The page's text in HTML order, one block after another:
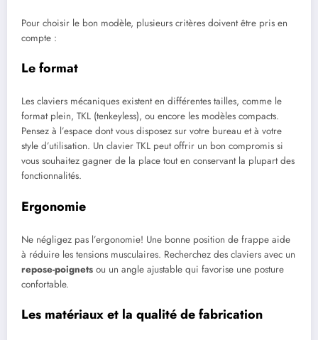
Pour choisir le bon modèle, plusieurs critères doivent être pris en
compte :
Le format
Les claviers mécaniques existent en différentes tailles, comme le
format plein, TKL (tenkeyless), ou encore les modèles compacts.
Pensez à l’espace dont vous disposez sur votre bureau et à votre
style d’utilisation. Un clavier TKL peut offrir un bon compromis si
vous souhaitez gagner de la place tout en conservant la plupart des
fonctionnalités.
Ergonomie
Ne négligez pas l’ergonomie! Une bonne position de frappe aide
à réduire les tensions musculaires. Recherchez des claviers avec un
repose-poignets ou un angle ajustable qui favorise une posture
confortable.
Les matériaux et la qualité de fabrication